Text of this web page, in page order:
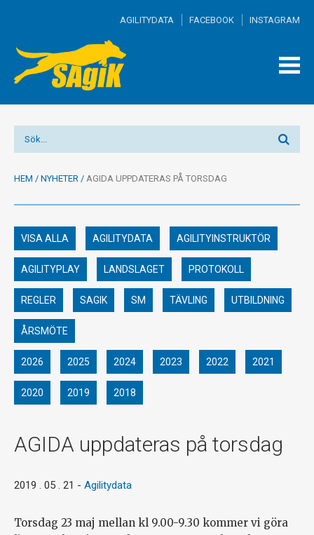
AGILITYDATA FACEBOOK INSTAGRAM
HEM / NYHETER / AGIDA UPPDATERAS PÅ TORSDAG
VISA ALLA AGILITYDATA AGILITYINSTRUKTÖR
AGILITYPLAY LANDSLAGET PROTOKOLL
REGLER SAGIK SM TÄVLING UTBILDNING
ÅRSMÖTE
2026 2025 2024 2023 2022 2021
2020 2019 2018
AGIDA uppdateras på torsdag
2019 . 05 . 21 - Agilitydata
Torsdag 23 maj mellan kl 9.00-9.30 kommer vi göra